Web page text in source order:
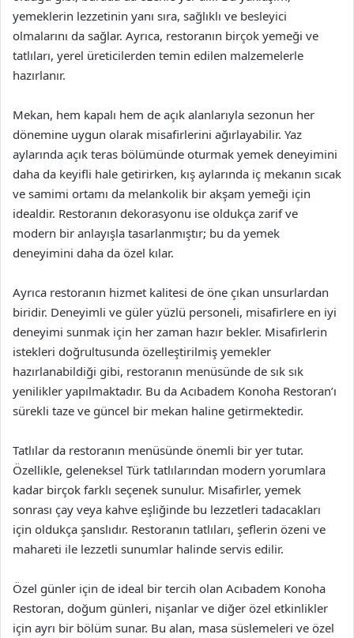
yemeklerin lezzetinin yanı sıra, sağlıklı ve besleyici
olmalarını da sağlar. Ayrıca, restoranın birçok yemeği ve
tatlıları, yerel üreticilerden temin edilen malzemelerle
hazırlanır.
Mekan, hem kapalı hem de açık alanlarıyla sezonun her
dönemine uygun olarak misafirlerini ağırlayabilir. Yaz
aylarında açık teras bölümünde oturmak yemek deneyimini
daha da keyifli hale getirirken, kış aylarında iç mekanın sıcak
ve samimi ortamı da melankolik bir akşam yemeği için
idealdir. Restoranın dekorasyonu ise oldukça zarif ve
modern bir anlayışla tasarlanmıştır; bu da yemek
deneyimini daha da özel kılar.
Ayrıca restoranın hizmet kalitesi de öne çıkan unsurlardan
biridir. Deneyimli ve güler yüzlü personeli, misafirlere en iyi
deneyimi sunmak için her zaman hazır bekler. Misafirlerin
istekleri doğrultusunda özelleştirilmiş yemekler
hazırlanabildiği gibi, restoranın menüsünde de sık sık
yenilikler yapılmaktadır. Bu da Acıbadem Konoha Restoran’ı
sürekli taze ve güncel bir mekan haline getirmektedir.
Tatlılar da restoranın menüsünde önemli bir yer tutar.
Özellikle, geleneksel Türk tatlılarından modern yorumlara
kadar birçok farklı seçenek sunulur. Misafirler, yemek
sonrası çay veya kahve eşliğinde bu lezzetleri tadacakları
için oldukça şanslıdır. Restoranın tatlıları, şeflerin özeni ve
mahareti ile lezzetli sunumlar halinde servis edilir.
Özel günler için de ideal bir tercih olan Acıbadem Konoha
Restoran, doğum günleri, nişanlar ve diğer özel etkinlikler
için ayrı bir bölüm sunar. Bu alan, masa süslemeleri ve özel